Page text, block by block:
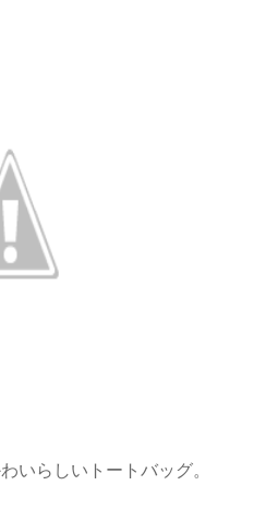
いらしいトートバッグ。